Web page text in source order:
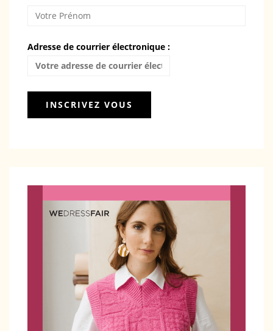
Adresse de courrier électronique :